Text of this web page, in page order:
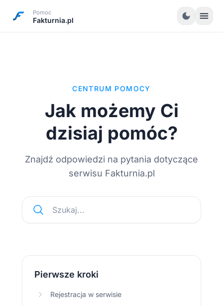
Pomoc
Fakturnia.pl dark_mode menu
CENTRUM POMOCY
Jak możemy Ci
dzisiaj pomóc?
Znajdź odpowiedzi na pytania dotyczące
serwisu Fakturnia.pl
Szukaj...
Pierwsze kroki
Rejestracja w serwisie